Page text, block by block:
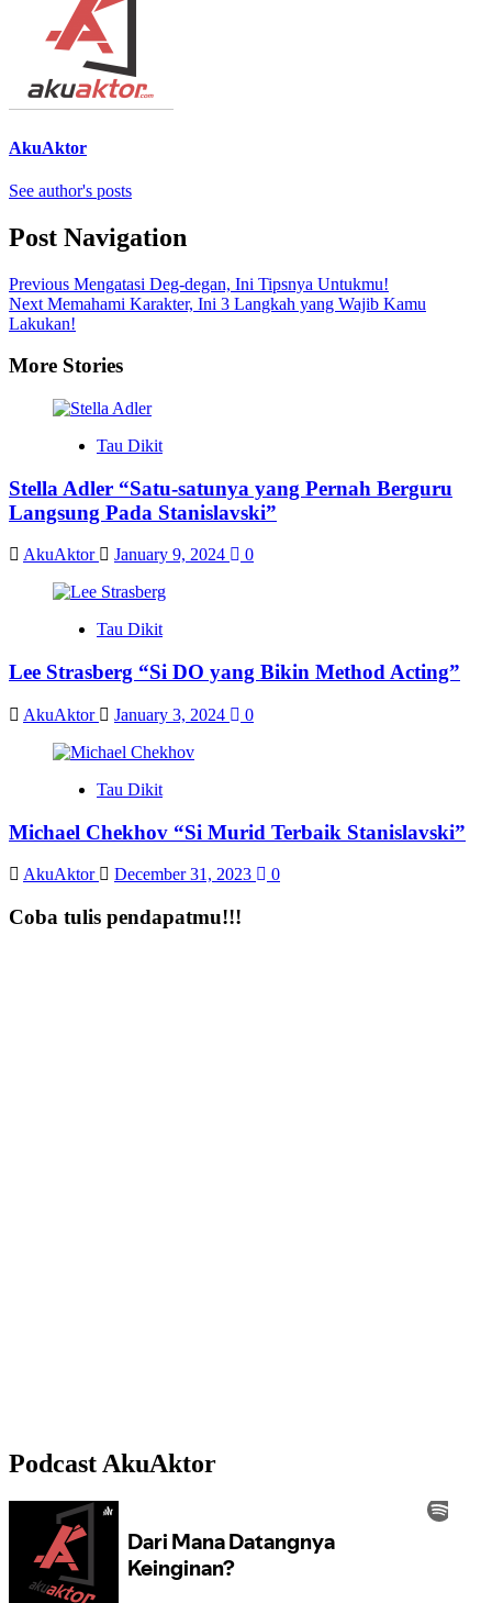
AkuAktor
See author's posts
Post Navigation
Previous Mengatasi Deg-degan, Ini Tipsnya Untukmu!
Next Memahami Karakter, Ini 3 Langkah yang Wajib Kamu
Lakukan!
More Stories
Tau Dikit
Stella Adler “Satu-satunya yang Pernah Berguru
Langsung Pada Stanislavski”
AkuAktor January 9, 2024 0
Tau Dikit
Lee Strasberg “Si DO yang Bikin Method Acting”
AkuAktor January 3, 2024 0
Tau Dikit
Michael Chekhov “Si Murid Terbaik Stanislavski”
AkuAktor December 31, 2023 0
Coba tulis pendapatmu!!!
Podcast AkuAktor